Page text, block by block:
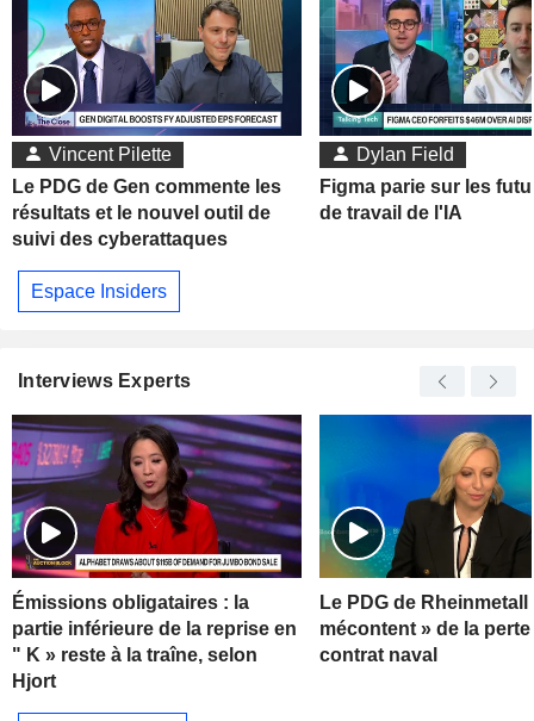
Vincent Pilette
Le PDG de Gen commente les
résultats et le nouvel outil de
suivi des cyberattaques
Dylan Field
Figma parie sur les
de travail de l'IA
Espace Insiders
Interviews Experts
Émissions obligataires : la
partie inférieure de la reprise en
" K » reste à la traîne, selon
Hjort
Le PDG de
mécontent » de la
contrat naval